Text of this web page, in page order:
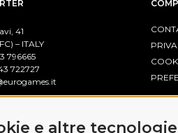
e altre tecnologie
41
– ITALY
796665
722727